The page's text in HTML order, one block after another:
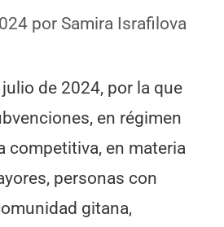
por Samira Israfilova
de 2024, por la que
en régimen
competitiva, en materia
personas con
gitana,